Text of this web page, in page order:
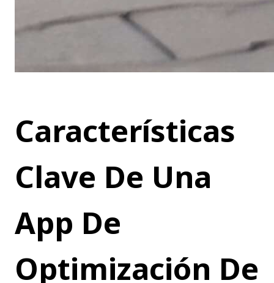
Características
Clave De Una
App De
Optimización De